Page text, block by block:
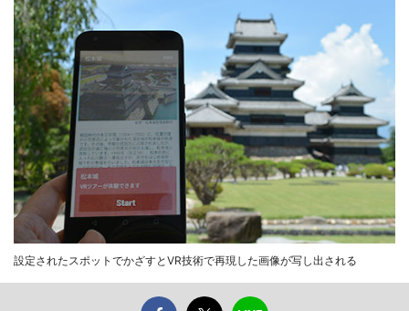
設定されたスポットでかざすとVR技術で再現した画像が写し出される